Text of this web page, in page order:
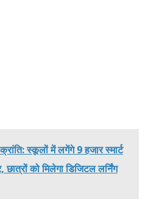
क्रांति: स्कूलों में लगेंगे 9 हजार स्मार्ट
को मिलेगा डिजिटल लर्निंग